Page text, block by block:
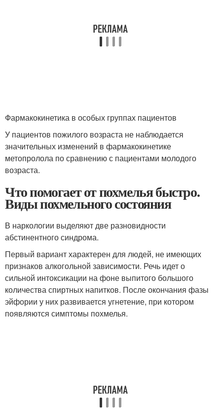
Фармакокинетика в особых группах пациентов
У пациентов пожилого возраста не наблюдается
значительных изменений в фармакокинетике
метопролола по сравнению с пациентами молодого
возраста.
Что помогает от похмелья быстро.
Виды похмельного состояния
В наркологии выделяют две разновидности
абстинентного синдрома.
Первый вариант характерен для людей, не имеющих
признаков алкогольной зависимости. Речь идет о
сильной интоксикации на фоне выпитого большого
количества спиртных напитков. После окончания фазы
эйфории у них развивается угнетение, при котором
появляются симптомы похмелья.